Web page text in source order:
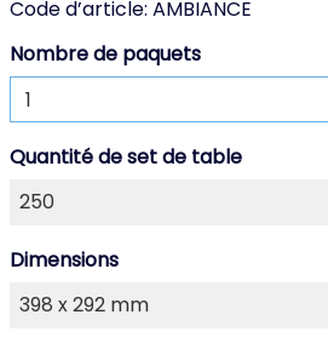
Code d’article: AMBIANCE
Nombre de paquets
Quantité de set de table
Dimensions